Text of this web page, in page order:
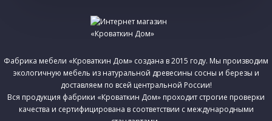
Фабрика мебели «Кроваткин Дом» создана в 2015 году. Мы производим
экологичную мебель из натуральной древесины сосны и березы и
доставляем по всей центральной России!
Вся продукция фабрики «Кроваткин Дом» проходит строгие проверки
качества и сертифицирована в соответствии с международными